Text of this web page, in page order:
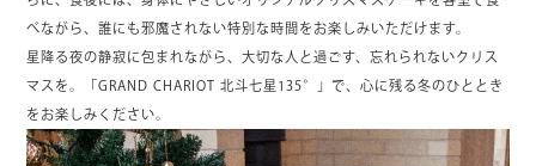
べながら、誰にも邪魔されない特別な時間をお楽しみいただけます。
星降る夜の静寂に包まれながら、大切な人と過ごす、忘れられないクリス
マスを。「GRAND CHARIOT 北斗七星135°」で、心に残る冬のひととき
をお楽しみください。